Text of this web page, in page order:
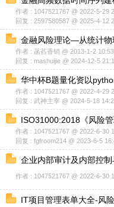
作者 : 1047521767 @ 2022-5-29
回复 : 2597580587 @ 2025-4-12
金融风险理论—从统计物
作者 : 菡萏香销 @ 2013-1-2 10:53
回复 : mashuijie @ 2024-12-5
华中杯B题量化资以
作者 : 1047521767 @ 2022-4-29
回复 : 武神主宰 @ 2024-5-18
ISO31000:2018《风险
作者 : 1047521767 @ 2022-6-30
回复 : fgfroom214 @ 2023-6-5
企业内部审计及内部控
作者 : 1047521767 @ 2022-6-30
IT项目管理表单大全-风